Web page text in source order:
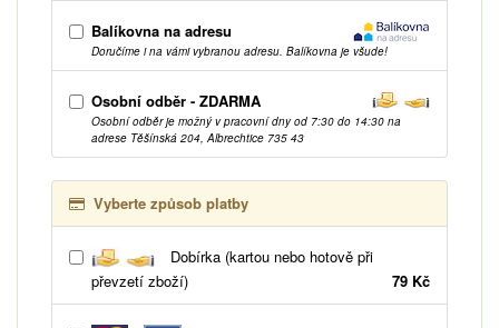
Balíkovna na adresu
Doručíme i na vámi vybranou adresu. Balíkovna je všude!
Osobní odběr - ZDARMA
Osobní odběr je možný v pracovní dny od 7:30 do 14:30 na
adrese Těšínská 204, Albrechtice 735 43
Vyberte způsob platby
Dobírka (kartou nebo hotově při
převzetí zboží)
79 Kč